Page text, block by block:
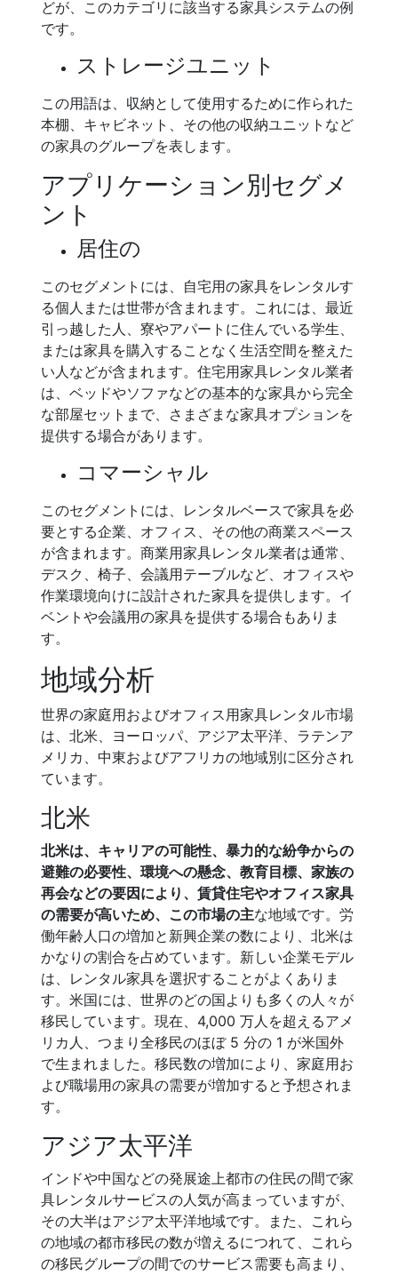
どが、このカテゴリに該当する家具システムの例
です。
ストレージユニット
この用語は、収納として使用するために作られた
本棚、キャビネット、その他の収納ユニットなど
の家具のグループを表します。
アプリケーション別セグメ
ント
居住の
このセグメントには、自宅用の家具をレンタルす
る個人または世帯が含まれます。これには、最近
引っ越した人、寮やアパートに住んでいる学生、
または家具を購入することなく生活空間を整えた
い人などが含まれます。住宅用家具レンタル業者
は、ベッドやソファなどの基本的な家具から完全
な部屋セットまで、さまざまな家具オプションを
提供する場合があります。
コマーシャル
このセグメントには、レンタルベースで家具を必
要とする企業、オフィス、その他の商業スペース
が含まれます。商業用家具レンタル業者は通常、
デスク、椅子、会議用テーブルなど、オフィスや
作業環境向けに設計された家具を提供します。イ
ベントや会議用の家具を提供する場合もありま
す。
地域分析
世界の家庭用およびオフィス用家具レンタル市場
は、北米、ヨーロッパ、アジア太平洋、ラテンア
メリカ、中東およびアフリカの地域別に区分され
ています。
北米
北米は、キャリアの可能性、暴力的な紛争からの
避難の必要性、環境への懸念、教育目標、家族の
再会などの要因により、賃貸住宅やオフィス家具
の需要が高いため、この市場の主な地域です。労
働年齢人口の増加と新興企業の数により、北米は
かなりの割合を占めています。新しい企業モデル
は、レンタル家具を選択することがよくありま
す。米国には、世界のどの国よりも多くの人々が
移民しています。現在、4,000 万人を超えるアメ
リカ人、つまり全移民のほぼ 5 分の 1 が米国外
で生まれました。移民数の増加により、家庭用お
よび職場用の家具の需要が増加すると予想されま
す。
アジア太平洋
インドや中国などの発展途上都市の住民の間で家
具レンタルサービスの人気が高まっていますが、
その大半はアジア太平洋地域です。また、これら
の地域の都市移民の数が増えるにつれて、これら
の移民グループの間でのサービス需要も高まり、